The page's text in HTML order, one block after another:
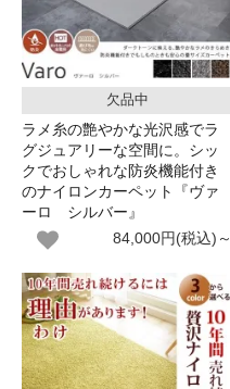
欠品中
ラメ糸の艶やかな光沢感でラ
グジュアリーな空間に。シッ
クでおしゃれな防炎機能付き
のナイロンカーペット『ヴァ
ーロ シルバー』
84,000円(税込)～